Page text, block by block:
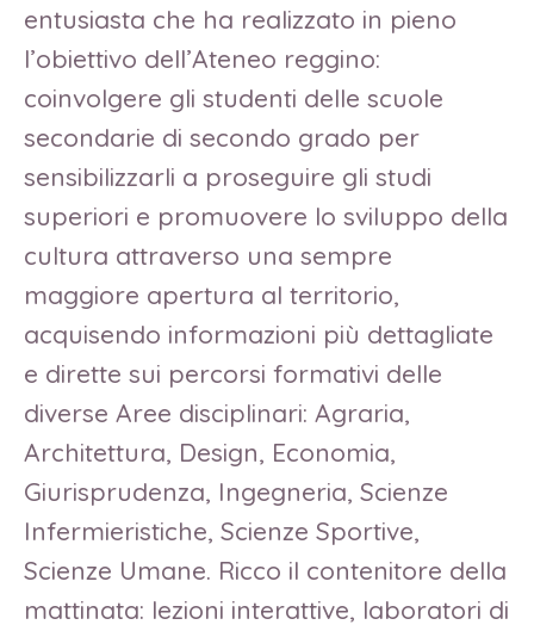
entusiasta che ha realizzato in pieno
l’obiettivo dell’Ateneo reggino:
coinvolgere gli studenti delle scuole
secondarie di secondo grado per
sensibilizzarli a proseguire gli studi
superiori e promuovere lo sviluppo della
cultura attraverso una sempre
maggiore apertura al territorio,
acquisendo informazioni più dettagliate
e dirette sui percorsi formativi delle
diverse Aree disciplinari: Agraria,
Architettura, Design, Economia,
Giurisprudenza, Ingegneria, Scienze
Infermieristiche, Scienze Sportive,
Scienze Umane. Ricco il contenitore della
mattinata: lezioni interattive, laboratori di